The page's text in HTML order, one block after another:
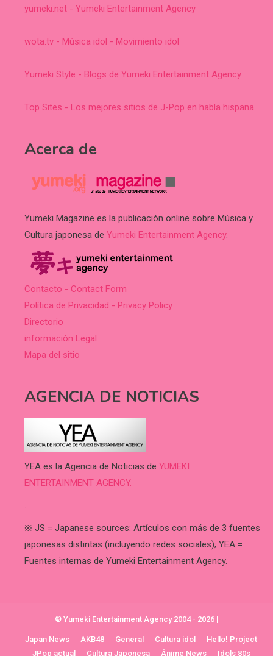
yumeki.net - Yumeki Entertainment Agency
wota.tv - Música idol - Movimiento idol
Yumeki Style - Blogs de Yumeki Entertainment Agency
Top Sites - Los mejores sitios de J-Pop en habla hispana
Acerca de
Yumeki Magazine es la publicación online sobre Música y
Cultura japonesa de Yumeki Entertainment Agency.
Contacto - Contact Form
Política de Privacidad - Privacy Policy
Directorio
información Legal
Mapa del sitio
AGENCIA DE NOTICIAS
YEA es la Agencia de Noticias de YUMEKI
ENTERTAINMENT AGENCY.
.
※ JS = Japanese sources: Artículos con más de 3 fuentes
japonesas distintas (incluyendo redes sociales); YEA =
Fuentes internas de Yumeki Entertainment Agency.
© Yumeki Entertainment Agency 2004 - 2026 |
Japan News AKB48 General Cultura idol
Hello! Project
JPop actual
Cultura Japonesa Ánime News Idols 80s